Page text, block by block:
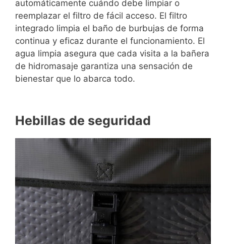
automáticamente cuándo debe limpiar o
reemplazar el filtro de fácil acceso. El filtro
integrado limpia el baño de burbujas de forma
continua y eficaz durante el funcionamiento. El
agua limpia asegura que cada visita a la bañera
de hidromasaje garantiza una sensación de
bienestar que lo abarca todo.
Hebillas de seguridad